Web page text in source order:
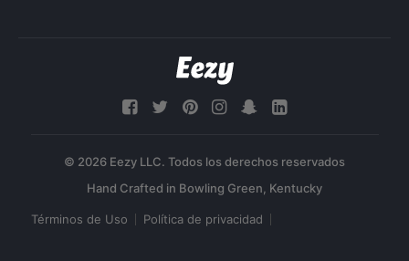
© 2026 Eezy LLC. Todos los derechos reservados
Términos de Uso Política de privacidad